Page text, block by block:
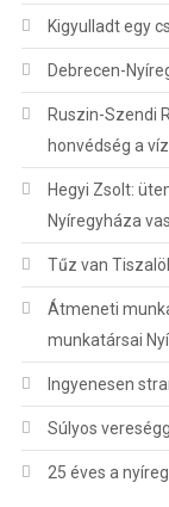
Kigyulladt egy
Debrecen-
Ruszin-Szendi
honvédség a
Hegyi Zsolt:
Nyíregyháza
Tűz van
Átmeneti
munkatársai
Ingyenesen
Súlyos
25 éves a